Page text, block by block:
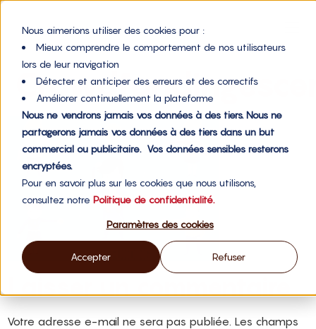
Nous aimerions utiliser des cookies pour :
Mieux comprendre le comportement de nos utilisateurs
lors de leur navigation
Détecter et anticiper des erreurs et des correctifs
Améliorer continuellement la plateforme
Nous ne vendrons jamais vos données à des tiers. Nous ne
partagerons jamais vos données à des tiers dans un but
commercial ou publicitaire. Vos données sensibles resterons
encryptées.
Pour en savoir plus sur les cookies que nous utilisons,
consultez notre Politique de confidentialité.
Paramètres des cookies
Accepter Refuser
Laisser un commentaire
Votre adresse e-mail ne sera pas publiée. Les champs